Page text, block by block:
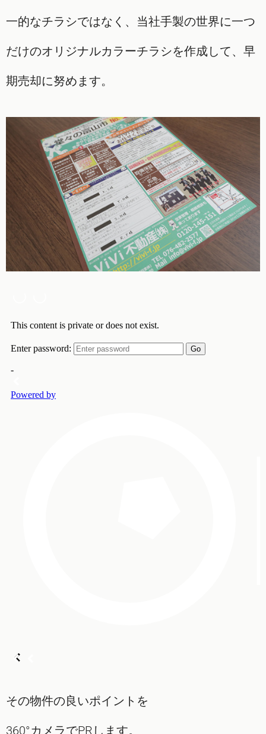
一的なチラシではなく、当社手製の世界に一つ
だけのオリジナルカラーチラシを作成して、早
期売却に努めます。
その物件の良いポイントを
360°カメラでPRします。